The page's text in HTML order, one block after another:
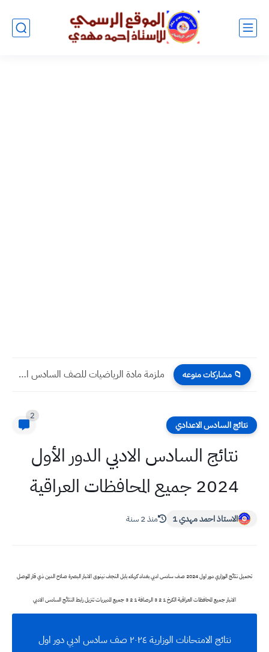
📁 مشاركات منوعه أسئلة واجوبة الانكليزي صف سادس ابتدائي الدور التمهيدي 2025
نتائج السادس الاعدادي
2
نتائج السادس الادبي الدور الأول
2024 جميع المحافظات العراقية
الاستاذ احمد مهدي 1 منذ 2 سنة
تحميل نتائج الوزاري دور اول 2024 صف سادس ادبي بغداد كربلاء بابل النجف نينوى الانبار البصرة صلاح الدين ذي قار الموصل
الانبار جميع المحافظات العراقية الكرخ 1 2 3 الرصافة 1 2 3 جميع المديريات تنزيل رابط النتائج السادس الادبي
نتائج الامتحانات الوزارية ٢٠٢٤ صف سادس ادبي دور اول